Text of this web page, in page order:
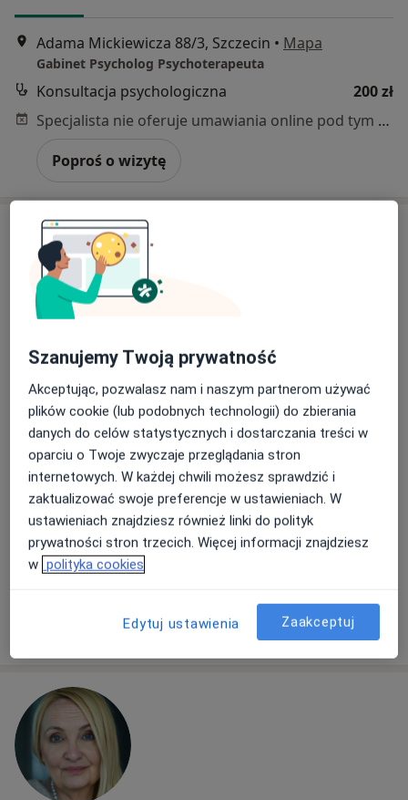
Adama Mickiewicza 88/3, Szczecin • Mapa
Gabinet Psycholog Psychoterapeuta
Konsultacja psychologiczna
200 zł
Specjalista nie oferuje umawiania online pod tym adresem.
Poproś o wizytę
Bezpieczne płatności
mgr Marzena Pilecka
Psychoterapeuta·Więcej
7 opinii
Adres 1 Adres 2 Adres 3 Adres 4
Mikołaja Kopernika 10a/2, Szczecin •Mapa
Konsultacja psychoterapeutyczna
Poproś o wizytę
Szanujemy Twoją prywatność
Akceptując, pozwalasz nam i naszym partnerom używać
plików cookie (lub podobnych technologii) do zbierania
danych do celów statystycznych i dostarczania treści w
oparciu o Twoje zwyczaje przeglądania stron
internetowych. W każdej chwili możesz sprawdzić i
zaktualizować swoje preferencje w ustawieniach. W
ustawieniach znajdziesz również linki do polityk
prywatności stron trzecich. Więcej informacji znajdziesz
w polityka cookies
Edytuj ustawienia Zaakceptuj